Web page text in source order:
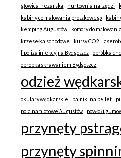
głowica frezarska
hurtownia narzędzi
kabiny do malowania proszkowego
kemping Augustów
komory do malowania
krzesełka schodowe
kursy CO2
lipoliza iniekcyjna Bydgoszcz
obróbka
obróbka skrawaniem Bydgoszcz
odzież
okulary wędkarskie palniki na pellet
pola namiotowe Augustów
powłoki
przynęty
przynęty